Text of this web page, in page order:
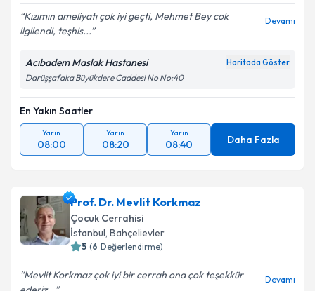
Metni'ni okudum ve kişisel verilerimin belirtilen
kapsamda işlenmesini kabul ediyorum.
Takvim Talebini Gönder
Kızımın ameliyatı çok iyi geçti, Mehmet Bey cok
ilgilendi, teşhis...
Devamı
Acıbadem Maslak Hastanesi Haritada Göster
Darüşşafaka Büyükdere Caddesi No No:40
En Yakın Saatler
Yarın
08:00
Yarın
08:20
Yarın
08:40 Daha Fazla
Prof. Dr. Mevlit Korkmaz
Çocuk Cerrahisi
İstanbul, Bahçelievler
5 (6 Değerlendirme)
Mevlit Korkmaz çok iyi bir cerrah ona çok teşekkür
Devamı